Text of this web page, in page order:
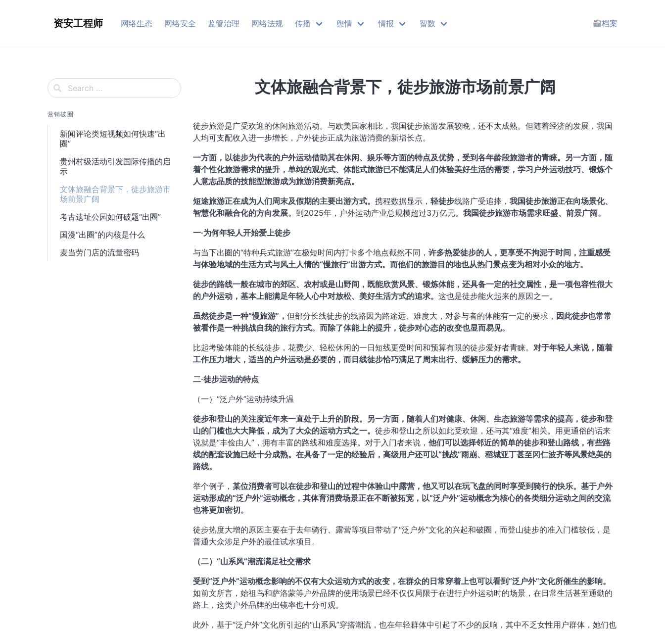
资安工程师 网络生态 网络安全 监管治理 网络法规 传播 舆情 情报 智数 档案
营销破圈
新闻评论类短视频如何快速“出
圈”
贵州村级活动引发国际传播的启
示
​文体旅融合背景下，徒步旅游市
场前景广阔
考古遗址公园如何破题“出圈”
国漫“出圈”的内核是什么
麦当劳门店的流量密码
​文体旅融合背景下，徒步旅游市场前景广阔
徒步旅游是广受欢迎的休闲旅游活动。与欧美国家相比，我国徒步旅游发展较晚，还不太成熟。但随着经济的发展，我国
人均可支配收入进一步增长，户外徒步正成为旅游消费的新增长点。
一方面，以徒步为代表的户外运动借助其在休闲、娱乐等方面的特点及优势，受到各年龄段旅游者的青睐。另一方面，随
着个性化旅游需求的提升，单纯的观光式、体能式旅游已不能满足人们体验美好生活的需要，学习户外运动技巧、锻炼个
人意志品质的技能型旅游成为旅游消费新亮点。
短途旅游正在成为人们周末及假期的主要出游方式。 携程数据显示， 轻徒步线路广受追捧， 我国徒步旅游正在向场景化、
智慧化和融合化的方向发展。 到2025年，户外运动产业总规模超过3万亿元。 我国徒步旅游市场需求旺盛、前景广阔。
一·为何年轻人开始爱上徒步
与当下出圈的“特种兵式旅游”在极短时间内打卡多个地点截然不同， 许多热爱徒步的人，更享受不拘泥于时间，注重感受
与体验地域的生活方式与风土人情的“慢旅行”出游方式。而他们的旅游目的地也从热门景点变为相对小众的地方。
徒步的路线一般在城市的郊区、农村或是山野间，既能欣赏风景、锻炼体能，还具备一定的社交属性，是一项包容性很大
的户外运动，基本上能满足年轻人心中对放松、美好生活方式的追求。 这也是徒步能火起来的原因之一。
虽然徒步是一种“慢旅游”， 但部分长线徒步的线路因为路途远、难度大，对参与者的体能有一定的要求， 因此徒步也常常
被看作是一种挑战自我的旅行方式。而除了体能上的提升，徒步对心态的改变也显而易见。
比起考验体能的长线徒步，花费少、轻松休闲的一日短线更受时间和预算有限的徒步爱好者青睐。 对于年轻人来说，随着
工作压力增大，适当的户外运动是必要的，而日线徒步恰巧满足了周末出行、缓解压力的需求。
二·徒步运动的特点
（一）“泛户外”运动持续升温
徒步和登山的关注度近年来一直处于上升的阶段。另一方面，随着人们对健康、休闲、生态旅游等需求的提高，徒步和登
山的门槛也大大降低，成为了大众的运动方式之一。 徒步和登山之所以如此受欢迎，还与其“难度”相关。用更通俗的话来
说就是“丰俭由人”，拥有丰富的路线和难度选择。对于入门者来说， 他们可以选择邻近的简单的徒步和登山路线，有些路
线的配套设施已经十分成熟。在具备了一定的经验后，高级用户还可以“挑战”雨崩、稻城亚丁甚至冈仁波齐等风景绝美的
路线。
举个例子， 某位消费者可以在徒步和登山的过程中体验山中露营，他又可以在玩飞盘的同时享受到骑行的快乐。基于户外
运动形成的“泛户外”运动概念，其体育消费场景正在不断被拓宽，以“泛户外”运动概念为核心的各类细分运动之间的交流
也将更加密切。
徒步热度大增的原因主要在于去年骑行、露营等项目带动了“泛户外”文化的兴起和破圈，而登山徒步的准入门槛较低，是
普通大众涉足户外的最佳试水项目。
（二）“山系风”潮流满足社交需求
受到“泛户外”运动概念影响的不仅有大众运动方式的改变，在群众的日常穿着上也可以看到“泛户外”文化所催生的影响。
如前文所言，始祖鸟和萨洛蒙等户外品牌的使用场景已经不仅仅局限于在进行户外运动时的场景，在日常生活甚至通勤的
路上，这类户外品牌的出镜率也十分可观。
此外，基于“泛户外”文化所引起的“山系风”穿搭潮流，也在年轻群体中引起了不少的反响，其中不乏女性用户群体，她们也